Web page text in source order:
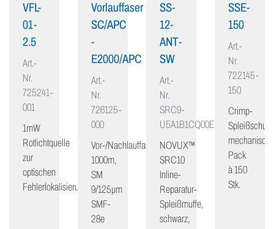
VFL-
01-
2.5
Art.-
Nr.
725241-
001
1mW
Rotlichtquelle
zur
optischen
Fehlerlokalisierung
Vorlauffaser
SC/APC
-
E2000/APC
Art.-
Nr.
726125-
000
Vor-/Nachlauffaser
1000m,
SM
9/125μm
SMF-
28e
SS-
12-
ANT-
SW
Art.-
Nr.
SRC9-
U5A1B1CQ00E
NOVUX™
SRC10
Inline-
Reparatur-
Spleißmuffe,
schwarz,
SSE-
150
Art.-
Nr.
722145-
150
Crimp-
Spleißschutz,
mechanisch,
Pack
à 150
Stk.